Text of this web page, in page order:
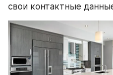
свои контактные